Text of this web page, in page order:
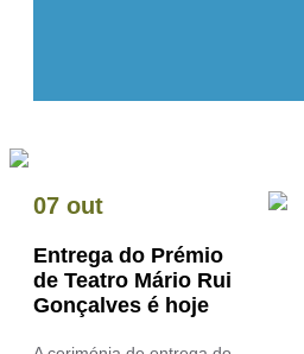
07 out
Entrega do Prémio
de Teatro Mário Rui
Gonçalves é hoje